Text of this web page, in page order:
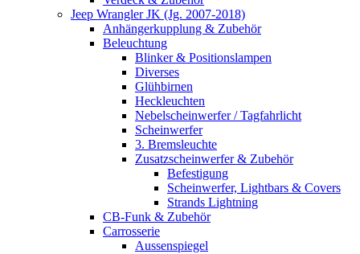
Jeep Wrangler JK (Jg. 2007-2018)
Anhängerkupplung & Zubehör
Beleuchtung
Blinker & Positionslampen
Diverses
Glühbirnen
Heckleuchten
Nebelscheinwerfer / Tagfahrlicht
Scheinwerfer
3. Bremsleuchte
Zusatzscheinwerfer & Zubehör
Befestigung
Scheinwerfer, Lightbars & Covers
Strands Lightning
CB-Funk & Zubehör
Carrosserie
Aussenspiegel